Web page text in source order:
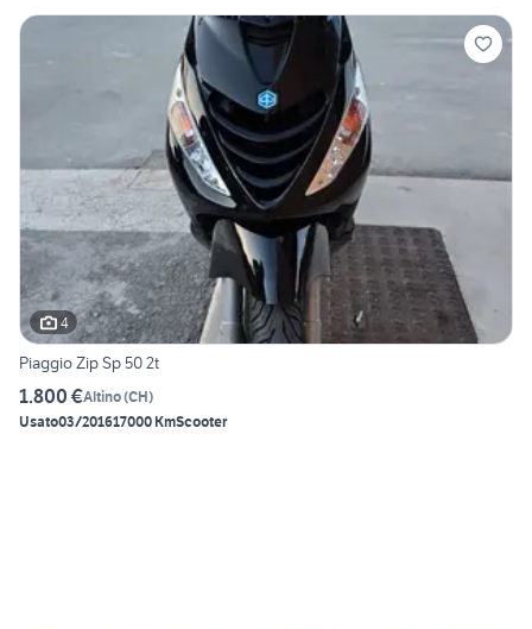
4
Piaggio Zip Sp 50 2t
1.800 €Altino(CH)
Usato03/201617000 KmScooter